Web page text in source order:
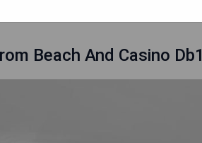
Beach And Casino Db1